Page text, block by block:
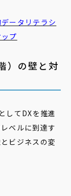
ータリテラシ
プ
）の壁と対
してDXを推進
ベルに到達す
ビジネスの変